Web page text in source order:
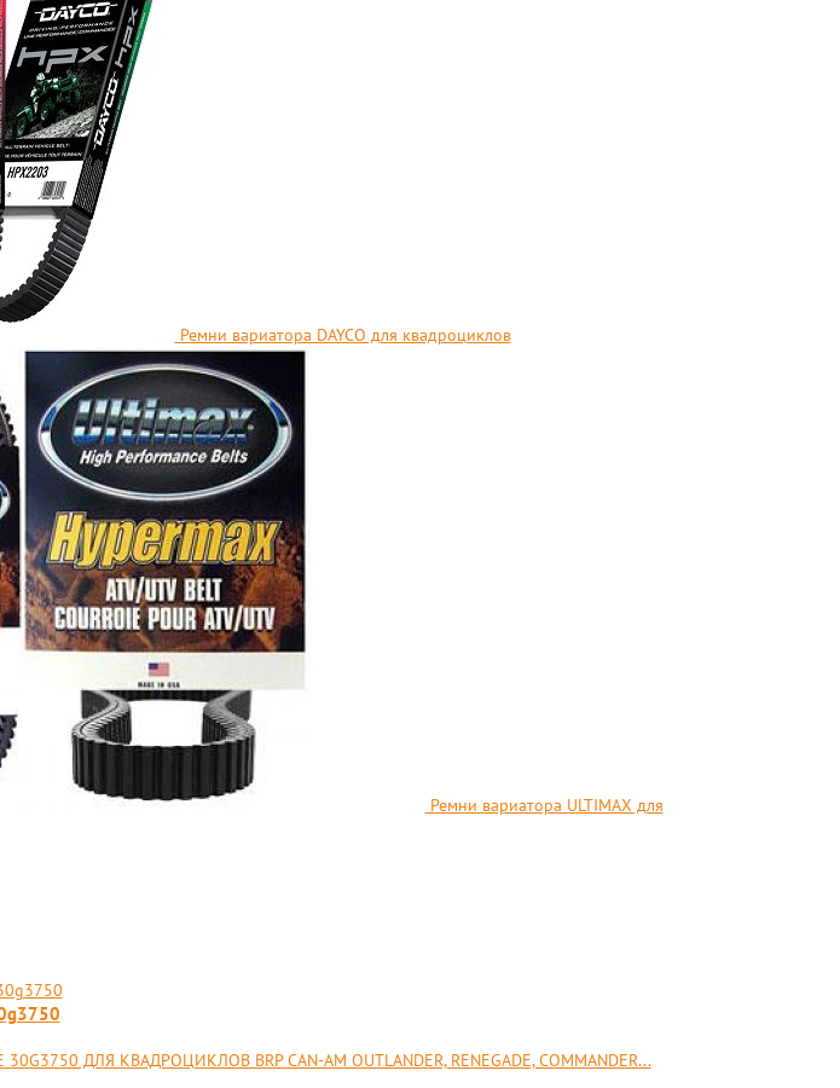
Ремни вариатора DAYCO для квадроциклов
Ремни вариатора ULTIMAX для
ДЛЯ КВАДРОЦИКЛОВ BRP CAN-AM OUTLANDER, RENEGADE, COMMANDER...